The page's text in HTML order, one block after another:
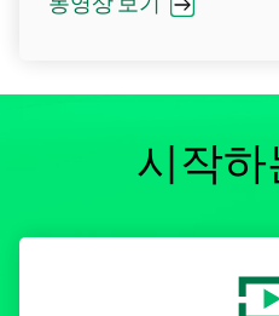
동영상 보기
시작하